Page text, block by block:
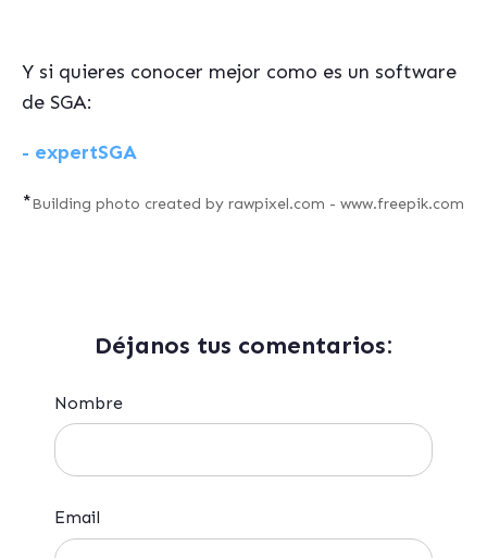
Y si quieres conocer mejor como es un software
de SGA:
- expertSGA
*Building photo created by rawpixel.com - www.freepik.com
Déjanos tus comentarios:
Nombre
Email